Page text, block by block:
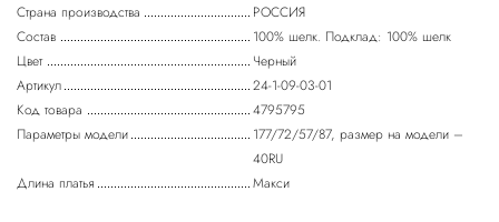
Страна производства
РОССИЯ
Состав
100% шелк. Подклад: 100% шелк
Цвет
Черный
Артикул
24-1-09-03-01
Код товара
4795795
Параметры модели
177/72/57/87, размер на модели –
40RU
Длина платья
Макси